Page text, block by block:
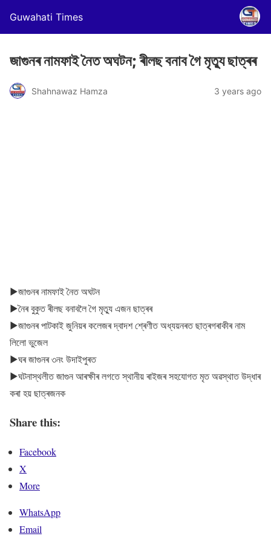
Guwahati Times
জাগুনৰ নামফাই নৈত অঘটন; ৰীলছ বনাব গৈ মৃত্যু ছাত্ৰৰ
Shahnawaz Hamza 3 years ago
▶জাগুনৰ নামফাই নৈত অঘটন
▶নৈৰ বুকুত ৰীলছ বনাবলৈ গৈ মৃত্যু এজন ছাত্ৰৰ
▶জাগুনৰ পাটকাই জুনিয়ৰ কলেজৰ দ্বাদশ শ্ৰেণীত অধ্যয়নৰত ছাত্ৰগৰাকীৰ নাম
লিলো ভুজেল
▶ঘৰ জাগুনৰ ৩নং উদাইপুৰত
▶ঘটনাস্থলীত জাগুন আৰক্ষীৰ লগতে স্থানীয় ৰাইজৰ সহযোগত মৃত অৱস্থাত উদ্ধাৰ
কৰা হয় ছাত্ৰজনক
Share this:
Facebook
X
More
WhatsApp
Email